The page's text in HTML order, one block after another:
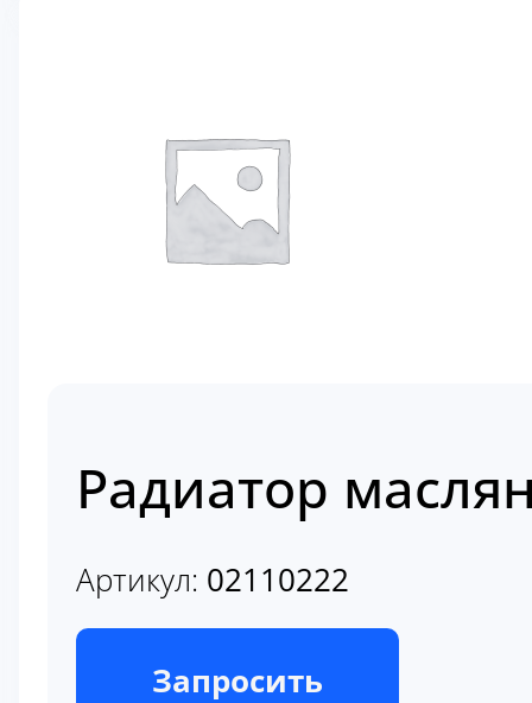
Радиатор
Артикул: 02110222
В наличии
Запросить